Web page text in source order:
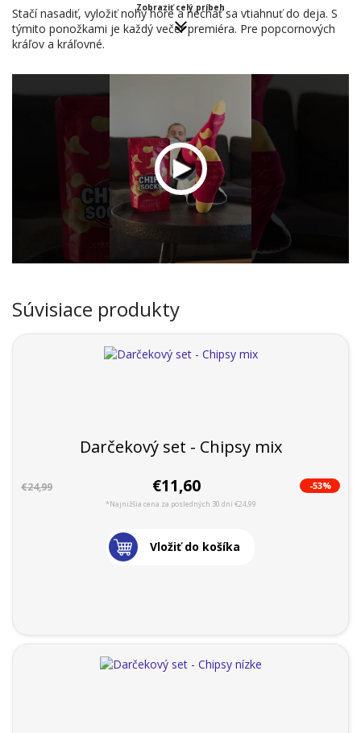
Stačí nasadiť, vyložiť nohy hore a nechať sa vtiahnuť do deja. S
týmito ponožkami je každý večer premiéra. Pre popcornových
kráľov a kráľovné.
Zobraziť celý príbeh
Súvisiace produkty
Darčekový set - Chipsy mix
€24,99 €11,60 -53%
*Najnižšia cena za posledných 30 dní €24,99
Vložiť do košíka